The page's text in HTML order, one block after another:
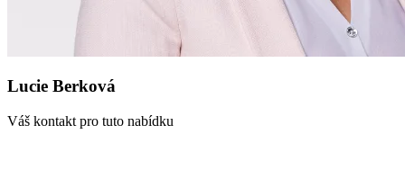
Lucie Berková
Váš kontakt pro tuto nabídku